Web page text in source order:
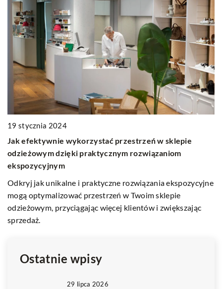
19 stycznia 2024
Jak efektywnie wykorzystać przestrzeń w sklepie
odzieżowym dzięki praktycznym rozwiązaniom
ekspozycyjnym
Odkryj jak unikalne i praktyczne rozwiązania ekspozycyjne
mogą optymalizować przestrzeń w Twoim sklepie
odzieżowym, przyciągając więcej klientów i zwiększając
sprzedaż.
Ostatnie wpisy
29 lipca 2026